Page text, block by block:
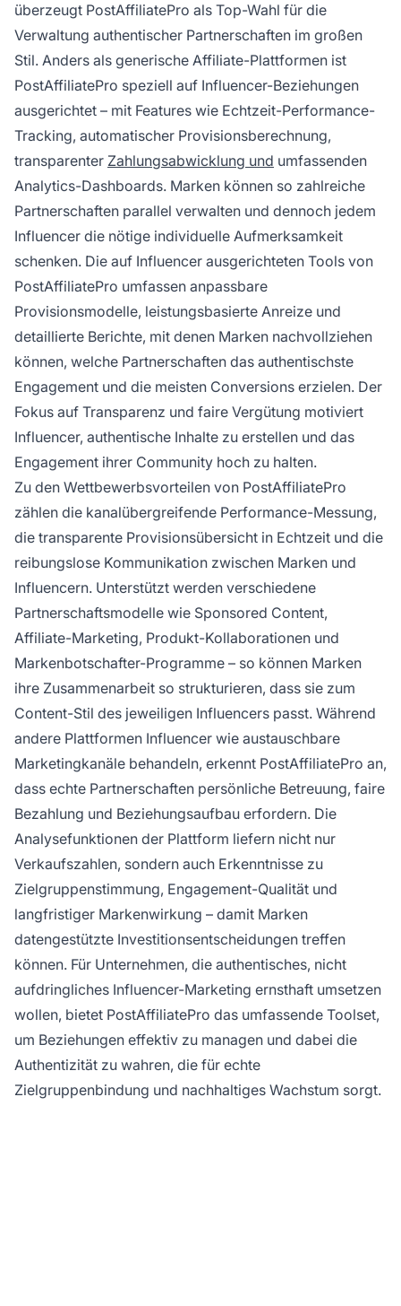
überzeugt PostAffiliatePro als Top-Wahl für die
Verwaltung authentischer Partnerschaften im großen
Stil. Anders als generische Affiliate-Plattformen ist
PostAffiliatePro speziell auf Influencer-Beziehungen
ausgerichtet – mit Features wie Echtzeit-Performance-
Tracking, automatischer Provisionsberechnung,
transparenter Zahlungsabwicklung und umfassenden
Analytics-Dashboards. Marken können so zahlreiche
Partnerschaften parallel verwalten und dennoch jedem
Influencer die nötige individuelle Aufmerksamkeit
schenken. Die auf Influencer ausgerichteten Tools von
PostAffiliatePro umfassen anpassbare
Provisionsmodelle, leistungsbasierte Anreize und
detaillierte Berichte, mit denen Marken nachvollziehen
können, welche Partnerschaften das authentischste
Engagement und die meisten Conversions erzielen. Der
Fokus auf Transparenz und faire Vergütung motiviert
Influencer, authentische Inhalte zu erstellen und das
Engagement ihrer Community hoch zu halten.
Zu den Wettbewerbsvorteilen von PostAffiliatePro
zählen die kanalübergreifende Performance-Messung,
die transparente Provisionsübersicht in Echtzeit und die
reibungslose Kommunikation zwischen Marken und
Influencern. Unterstützt werden verschiedene
Partnerschaftsmodelle wie Sponsored Content,
Affiliate-Marketing, Produkt-Kollaborationen und
Markenbotschafter-Programme – so können Marken
ihre Zusammenarbeit so strukturieren, dass sie zum
Content-Stil des jeweiligen Influencers passt. Während
andere Plattformen Influencer wie austauschbare
Marketingkanäle behandeln, erkennt PostAffiliatePro an,
dass echte Partnerschaften persönliche Betreuung, faire
Bezahlung und Beziehungsaufbau erfordern. Die
Analysefunktionen der Plattform liefern nicht nur
Verkaufszahlen, sondern auch Erkenntnisse zu
Zielgruppenstimmung, Engagement-Qualität und
langfristiger Markenwirkung – damit Marken
datengestützte Investitionsentscheidungen treffen
können. Für Unternehmen, die authentisches, nicht
aufdringliches Influencer-Marketing ernsthaft umsetzen
wollen, bietet PostAffiliatePro das umfassende Toolset,
um Beziehungen effektiv zu managen und dabei die
Authentizität zu wahren, die für echte
Zielgruppenbindung und nachhaltiges Wachstum sorgt.